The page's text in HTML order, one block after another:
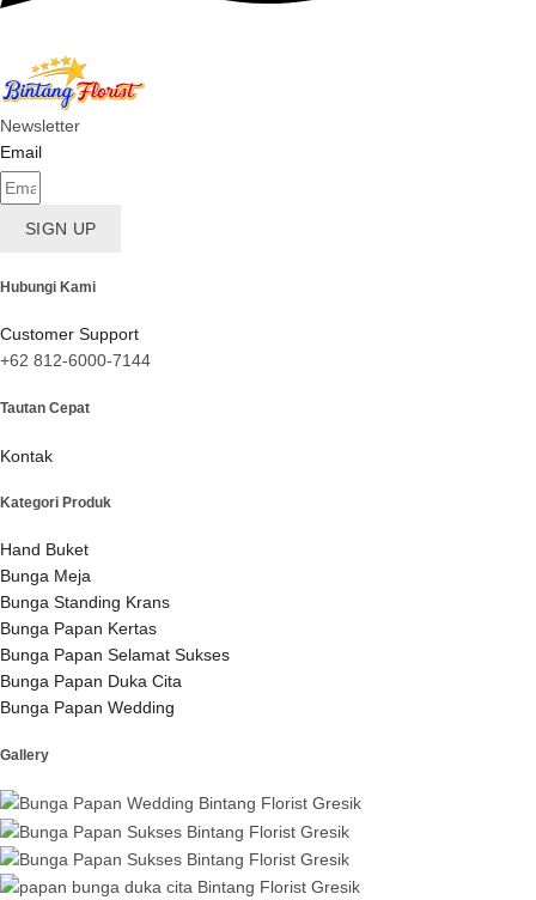
Newsletter
Email
SIGN UP
Hubungi Kami
Customer Support
+62 812-6000-7144
Tautan Cepat
Kontak
Kategori Produk
Hand Buket
Bunga Meja
Bunga Standing Krans
Bunga Papan Kertas
Bunga Papan Selamat Sukses
Bunga Papan Duka Cita
Bunga Papan Wedding
Gallery